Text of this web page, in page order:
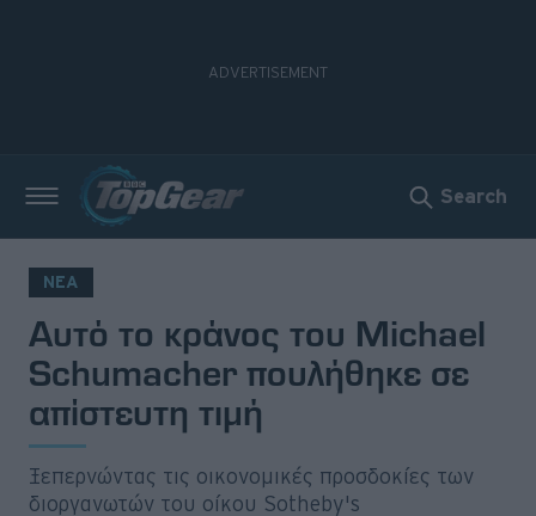
Search
ΝΕΑ
Αυτό το κράνος του Michael
Schumacher πουλήθηκε σε
απίστευτη τιμή
Ξεπερνώντας τις οικονομικές προσδοκίες των
διοργανωτών του οίκου Sotheby's
Νέα
Δοκιμές
Electric
Motorsport
Viral